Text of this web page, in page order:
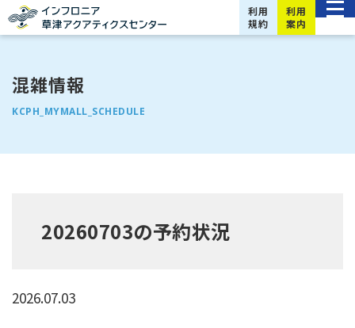
利用
規約
利用
案内
KCPH_MYMALL_SCHEDULE
混雑情報
20260703の予約状況
2026.07.03